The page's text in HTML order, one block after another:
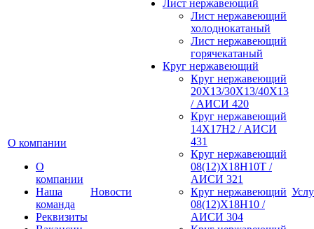
О компании
О
компании
Наша
команда
Реквизиты
Новости
Лист нержавеющий
Лист нержавеющий
холоднокатаный
Лист нержавеющий
горячекатаный
Круг нержавеющий
Круг нержавеющий
20Х13/30Х13/40Х13
/ АИСИ 420
Круг нержавеющий
14Х17Н2 / АИСИ
431
Круг нержавеющий
08(12)Х18Н10Т /
АИСИ 321
Круг нержавеющий
08(12)Х18Н10 /
АИСИ 304